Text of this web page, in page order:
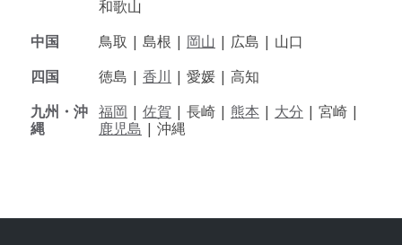
和歌山
中国
鳥取 | 島根 | 岡山 | 広島 | 山口
四国
徳島 | 香川 | 愛媛 | 高知
九州・沖
縄
福岡 | 佐賀 | 長崎 | 熊本 | 大分 | 宮崎 |
鹿児島 | 沖縄